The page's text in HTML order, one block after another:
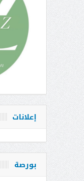
إعلانات
بورصة